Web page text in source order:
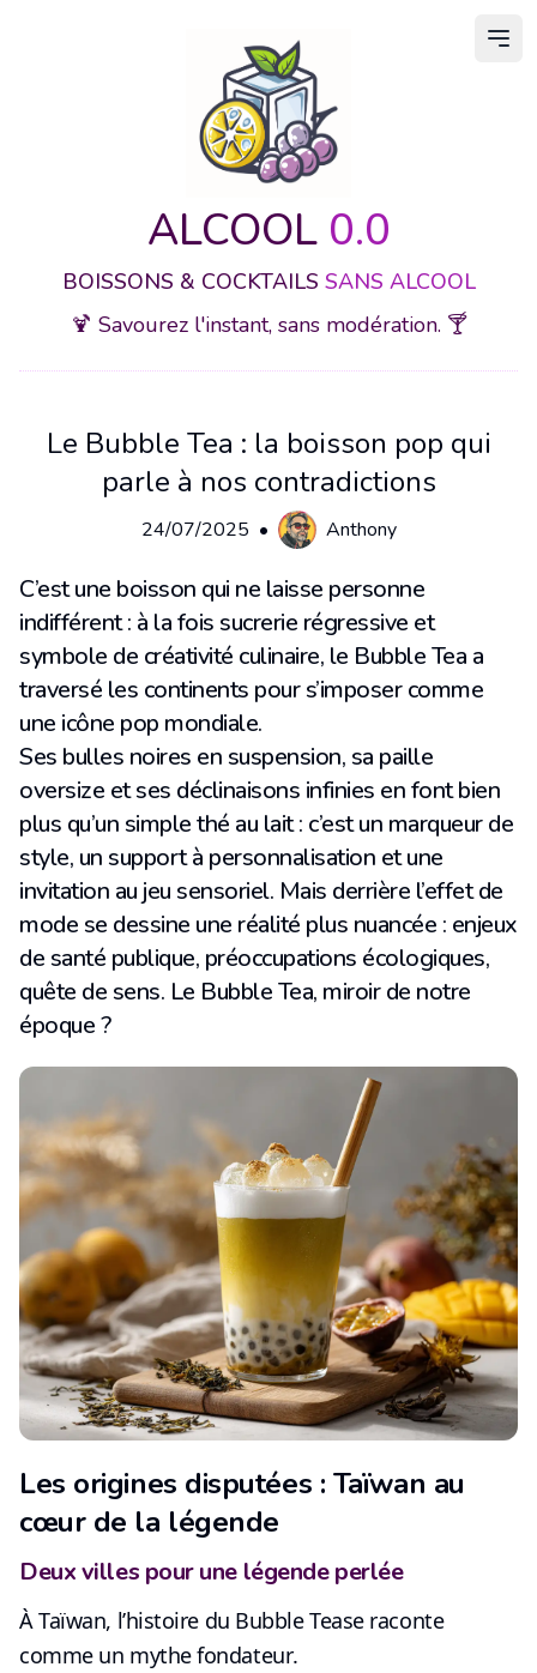
ALCOOL 0.0
BOISSONS & COCKTAILS SANS ALCOOL
🍹 Savourez l'instant, sans modération. 🍸
Le Bubble Tea : la boisson pop qui
parle à nos contradictions
24/07/2025 • Anthony
C’est une boisson qui ne laisse personne
indifférent : à la fois sucrerie régressive et
symbole de créativité culinaire, le Bubble Tea a
traversé les continents pour s’imposer comme
une icône pop mondiale.
Ses bulles noires en suspension, sa paille
oversize et ses déclinaisons infinies en font bien
plus qu’un simple thé au lait : c’est un marqueur de
style, un support à personnalisation et une
invitation au jeu sensoriel. Mais derrière l’effet de
mode se dessine une réalité plus nuancée : enjeux
de santé publique, préoccupations écologiques,
quête de sens. Le Bubble Tea, miroir de notre
époque ?
Les origines disputées : Taïwan au
cœur de la légende
Deux villes pour une légende perlée
À Taïwan, l’histoire du Bubble Tease raconte
comme un mythe fondateur.